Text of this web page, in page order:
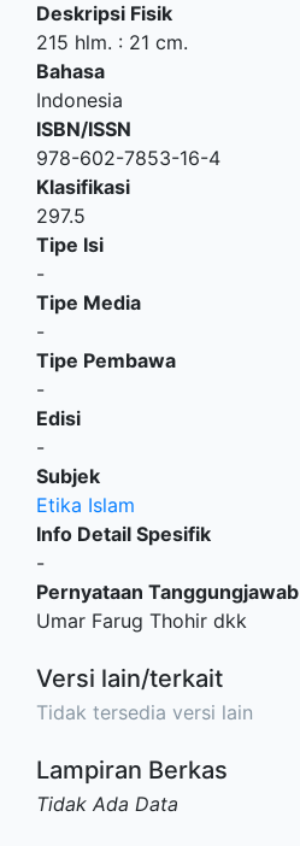
Deskripsi Fisik
215 hlm. : 21 cm.
Bahasa
Indonesia
ISBN/ISSN
978-602-7853-16-4
Klasifikasi
297.5
Tipe Isi
-
Tipe Media
-
Tipe Pembawa
-
Edisi
-
Subjek
Etika Islam
Info Detail Spesifik
-
Pernyataan Tanggungjawab
Umar Farug Thohir dkk
Versi lain/terkait
Tidak tersedia versi lain
Lampiran Berkas
Tidak Ada Data